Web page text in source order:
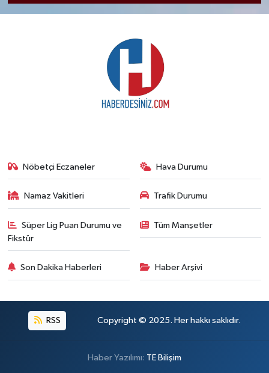
Nöbetçi Eczaneler Hava Durumu
Namaz Vakitleri Trafik Durumu
Süper Lig Puan Durumu ve
Fikstür
Tüm Manşetler
Son Dakika Haberleri Haber Arşivi
RSS Copyright © 2025. Her hakkı saklıdır.
Haber Yazılımı: TE Bilişim